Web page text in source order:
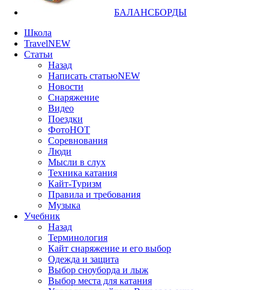
БАЛАНСБОРДЫ
Школа
TravelNEW
Статьи
Назад
Написать статьюNEW
Новости
Снаряжение
Видео
Поездки
ФотоHOT
Соревнования
Люди
Мысли в слух
Техника катания
Кайт-Туризм
Правила и требования
Музыка
Учебник
Назад
Терминология
Кайт снаряжение и его выбор
Одежда и защита
Выбор сноуборда и лыж
Выбор места для катания